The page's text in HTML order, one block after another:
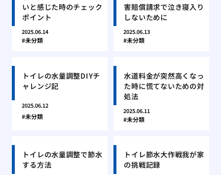
いと感じた時のチェック
ポイント
2025.06.14
未分類
害賠償請求で泣き寝入り
しないために
2025.06.13
未分類
トイレの水量調整DIYチ
ャレンジ記
2025.06.12
未分類
水道料金が突然高くなっ
た時に慌てないための対
処法
2025.06.11
未分類
トイレの水量調整で節水
する方法
トイレ節水大作戦我が家
の挑戦記録